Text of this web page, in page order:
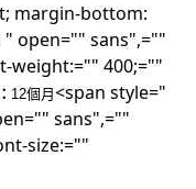
margin-bottom:
open="" sans",=""
weight:="" 400;=""
12個月 <span style="
sans",=""
size:=""